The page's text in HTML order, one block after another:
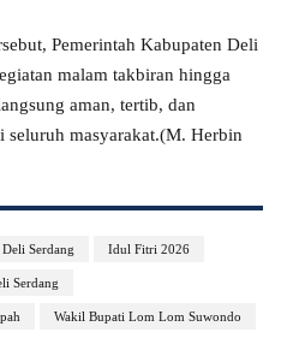
Pemerintah Kabupaten Deli
malam takbiran hingga
aman, tertib, dan
seluruh masyarakat.(M. Herbin
Deli Serdang Idul Fitri 2026
Serdang
Wakil Bupati Lom Lom Suwondo